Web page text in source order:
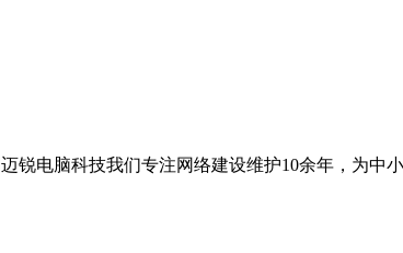
迈锐电脑科技我们专注网络建设维护10余年，为中